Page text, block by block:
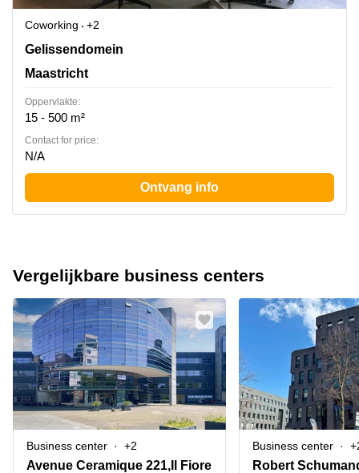
Coworking
+2
Gelissendomein 8, Maastricht
Gelissendomein
Maastricht
Oppervlakte:
15 - 500 m²
Contact for price:
N/A
Ontvang info
Vergelijkbare business centers
Business center +2
Avenue Ceramique 221,Il Fiore
Business center